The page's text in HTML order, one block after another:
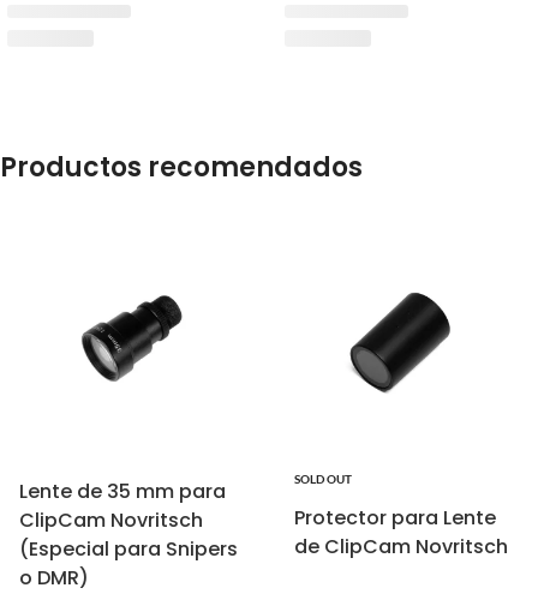
Productos recomendados
Lente de 35 mm para
ClipCam Novritsch
(Especial para Snipers
o DMR)
SOLD OUT
Protector para Lente
de ClipCam Novritsch